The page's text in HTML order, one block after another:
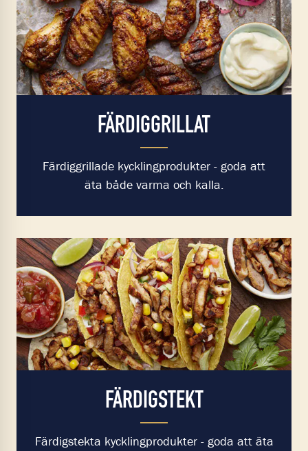
FÄRDIGGRILLAT
Färdiggrillade kycklingprodukter - goda att
äta både varma och kalla.
FÄRDIGSTEKT
Färdigstekta kycklingprodukter - goda att äta